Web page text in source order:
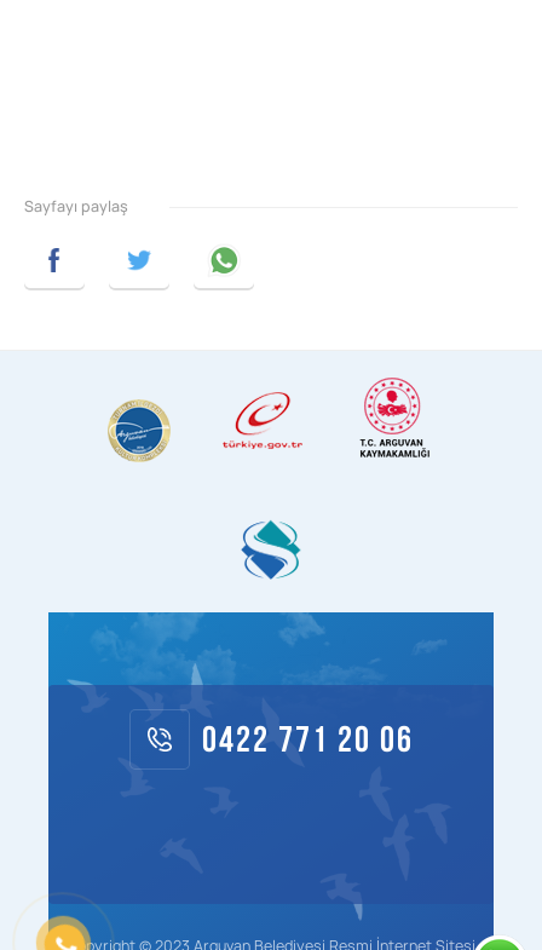
Sayfayı paylaş
0422 771 20 06
Copyright © 2023 Arguvan Belediyesi Resmi İnternet Sitesi